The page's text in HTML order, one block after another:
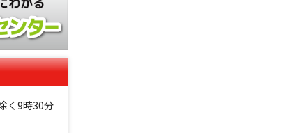
く9時30分